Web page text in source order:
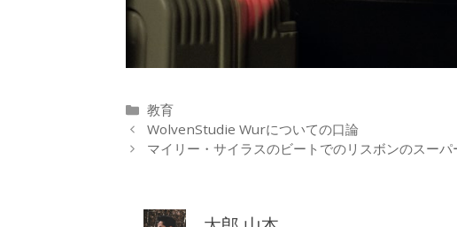
カ
テ
ゴ
教育
WolvenStudie Wurについての口論
マイリー・サイラスのビートでのリスボンのスー